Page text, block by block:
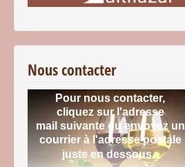
Nous contacter
Pour nous contacter,
cliquez sur l'adresse
mail suivante ou envoyez un
courrierà l'adresse postale
juste en dessous :